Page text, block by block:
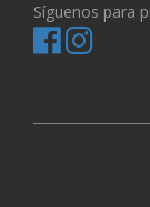
Síguenos para